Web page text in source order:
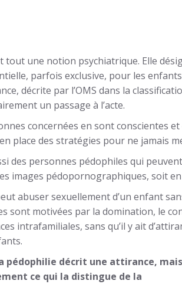
tout une notion psychiatrique. Elle
parfois exclusive, pour les
décrite par l’OMS dans la
un passage à l’acte.
concernées en sont conscientes et
place des stratégies pour ne jamais
des personnes pédophiles qui
images pédopornographiques, soit
abuser sexuellement d’un enfant
sont motivées par la domination, le
intrafamiliales, sans qu’il y ait
pédophilie décrit une attirance,
ce qui la distingue de la